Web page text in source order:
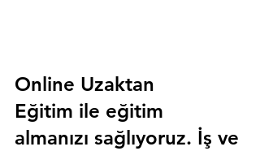
Online Uzaktan
Eğitim ile eğitim
almanızı sağlıyoruz. İş ve